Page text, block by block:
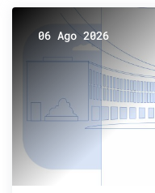
06 Ago 2026